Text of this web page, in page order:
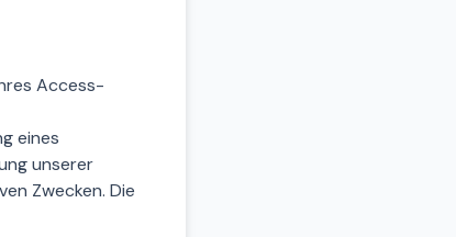
Access-
eines
unserer
Zwecken. Die